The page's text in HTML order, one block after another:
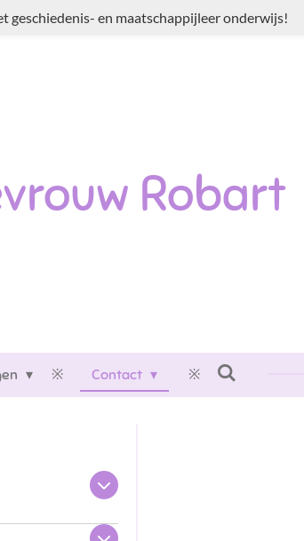
geschiedenis- en maatschappijleer onderwijs!
Robart
Contact